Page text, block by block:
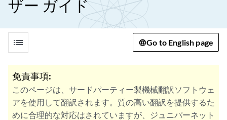
ザー ガイド
list Go to English page
免責事項:
このページは、サードパーティー製機械翻訳ソフトウェ
アを使用して翻訳されます。質の高い翻訳を提供するた
めに合理的な対応はされていますが、ジュニパーネット